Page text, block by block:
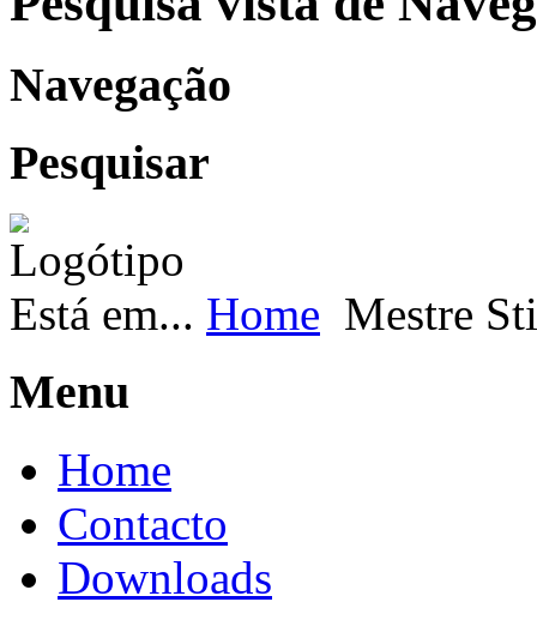
Navegação
Pesquisar
Está em... Home Mestre
Menu
Home
Contacto
Downloads